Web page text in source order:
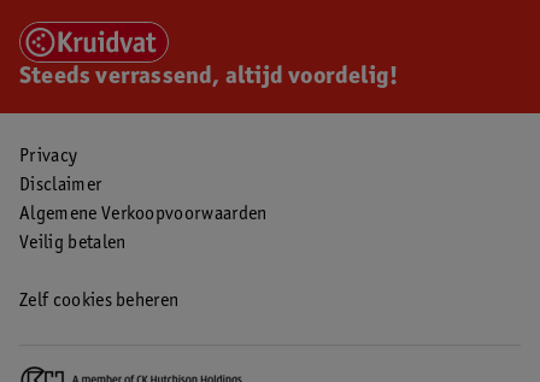
Steeds verrassend, altijd voordelig!
Privacy
Disclaimer
Algemene Verkoopvoorwaarden
Veilig betalen
Zelf cookies beheren